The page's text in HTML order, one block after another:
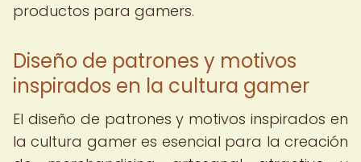
productos para gamers.
Diseño de patrones y motivos
inspirados en la cultura gamer
El diseño de patrones y motivos inspirados en
la cultura gamer es esencial para la creación